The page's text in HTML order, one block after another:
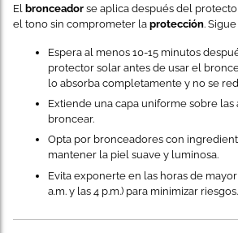
El bronceador se aplica después del
el tono sin comprometer la protección.
Espera al menos 10-15 minutos
protector solar antes de usar el
lo absorba completamente y no se
Extiende una capa uniforme sobre las
broncear.
Opta por bronceadores con
mantener la piel suave y luminosa.
Evita exponerte en las horas de
a.m. y las 4 p.m.) para minimizar riesgos.